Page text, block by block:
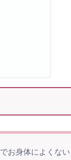
お身体によくな